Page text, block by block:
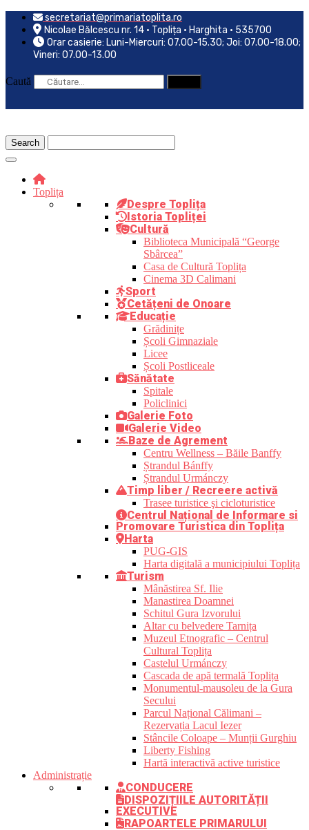
Skip
content
secretariat@primariatoplita.ro
Nicolae Bălcescu nr. 14 • Toplița • Harghita • 535700
Orar casierie: Luni-Miercuri: 07.00-15.30; Joi: 07.00-18.00;
Vineri: 07.00-13.00
Caută
Toplița
Despre Toplița
Istoria Topliței
Cultură
Biblioteca Municipală “George
Sbârcea”
Casa de Cultură Toplița
Cinema 3D Calimani
Sport
Cetățeni de Onoare
Educație
Grădinițe
Școli Gimnaziale
Licee
Școli Postliceale
Sănătate
Spitale
Policlinici
Galerie Foto
Galerie Video
Baze de Agrement
Centru Wellness – Băile Banffy
Ștrandul Bánffy
Ștrandul Urmánczy
Timp liber / Recreere activă
Trasee turistice şi cicloturistice
Centrul Național de Informare si
Promovare Turistica din Toplița
Harta
PUG-GIS
Harta digitală a municipiului Toplița
Turism
Mânăstirea Sf. Ilie
Manastirea Doamnei
Schitul Gura Izvorului
Altar cu belvedere Tarnița
Muzeul Etnografic – Centrul
Cultural Toplița
Castelul Urmánczy
Cascada de apă termală Toplița
Monumentul-mausoleu de la Gura
Secului
Parcul Național Călimani –
Rezervația Lacul Iezer
Stâncile Coloape – Munții Gurghiu
Liberty Fishing
Hartă interactivă active turistice
Administrație
CONDUCERE
DISPOZIȚIILE AUTORITĂȚII
EXECUTIVE
RAPOARTELE PRIMARULUI